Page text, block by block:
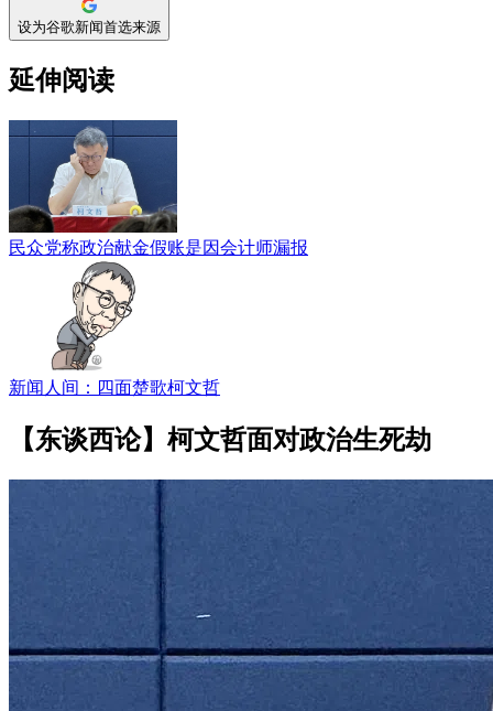
设为谷歌新闻首选来源
延伸阅读
民众党称政治献金假账是因会计师漏报
新闻人间：四面楚歌柯文哲
【东谈西论】柯文哲面对政治生死劫